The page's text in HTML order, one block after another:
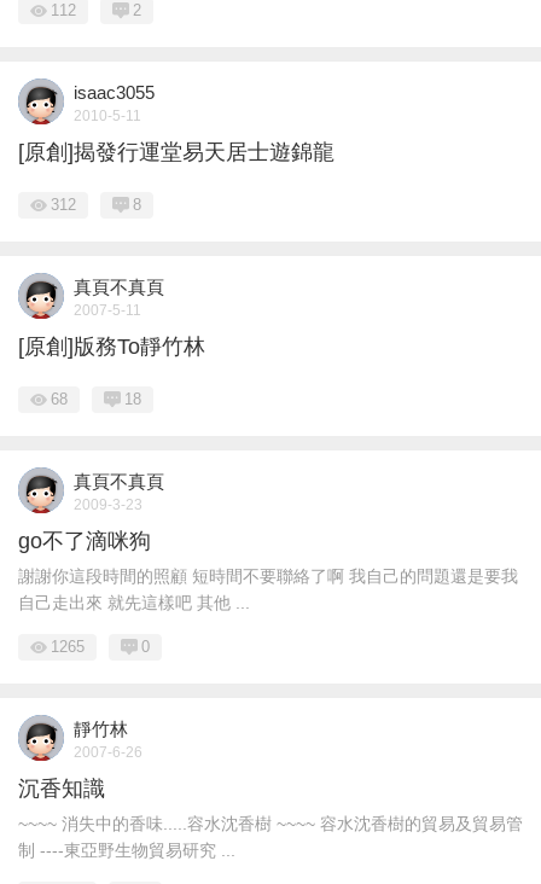
112 2
isaac3055
2010-5-11
[原創]揭發行運堂易天居士遊錦龍
312 8
真頁不真頁
2007-5-11
[原創]版務To靜竹林
68 18
真頁不真頁
2009-3-23
go不了滴咪狗
謝謝你這段時間的照顧 短時間不要聯絡了啊 我自己的問題還是要我
自己走出來 就先這樣吧 其他 ...
1265 0
靜竹林
2007-6-26
沉香知識
~~~~ 消失中的香味.....容水沈香樹 ~~~~ 容水沈香樹的貿易及貿易管
制 ----東亞野生物貿易研究 ...